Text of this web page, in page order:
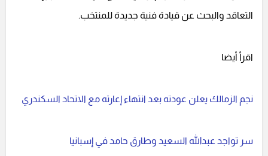
التعاقد والبحث عن قيادة فنية جديدة للمنتخب.
اقرأ أيضا
نجم الزمالك يعلن عودته بعد انتهاء إعارته مع الاتحاد السكندري
سر تواجد عبدالله السعيد وطارق حامد في إسبانيا